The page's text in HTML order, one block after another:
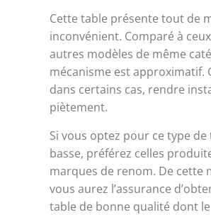
Cette table présente tout de
inconvénient. Comparé à
autres modèles de même
mécanisme est approximatif.
dans certains cas, rendre
piètement.
Si vous optez pour ce type de
basse, préférez celles
marques de renom. De cette
vous aurez l’assurance
table de bonne qualité dont le